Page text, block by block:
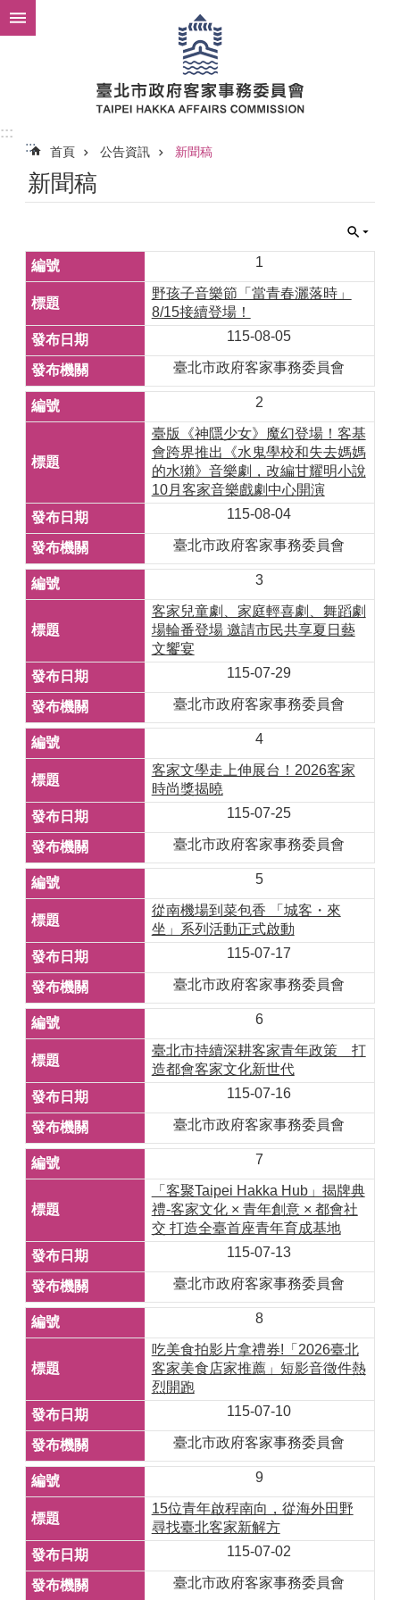
跳到主要內容區塊
:::
:::
首頁 公告資訊 新聞稿
新聞稿
1
野孩子音樂節「當青春灑落時」
8/15接續登場！
115-08-05
臺北市政府客家事務委員會
2
臺版《神隱少女》魔幻登場！客基
會跨界推出《水鬼學校和失去媽媽
的水獺》音樂劇，改編甘耀明小說
10月客家音樂戲劇中心開演
115-08-04
臺北市政府客家事務委員會
3
客家兒童劇、家庭輕喜劇、舞蹈劇
場輪番登場 邀請市民共享夏日藝
文饗宴
115-07-29
臺北市政府客家事務委員會
4
客家文學走上伸展台！2026客家
時尚獎揭曉
115-07-25
臺北市政府客家事務委員會
5
從南機場到菜包香 「城客・來
坐」系列活動正式啟動
115-07-17
臺北市政府客家事務委員會
6
臺北市持續深耕客家青年政策 打
造都會客家文化新世代
115-07-16
臺北市政府客家事務委員會
7
「客聚Taipei Hakka Hub」揭牌典
禮-客家文化 × 青年創意 × 都會社
交 打造全臺首座青年育成基地
115-07-13
臺北市政府客家事務委員會
8
吃美食拍影片拿禮券!「2026臺北
客家美食店家推薦」短影音徵件熱
烈開跑
115-07-10
臺北市政府客家事務委員會
9
15位青年啟程南向，從海外田野
尋找臺北客家新解方
115-07-02
臺北市政府客家事務委員會